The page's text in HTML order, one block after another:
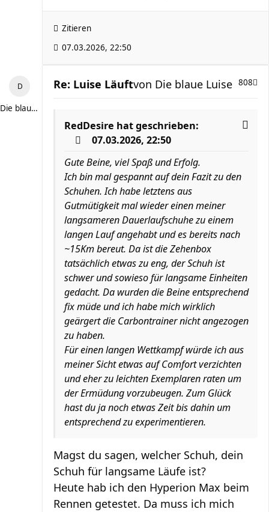
Zitieren
07.03.2026, 22:50
Die blaue Luise
Re: Luise Läuft 808
von Die blaue Luise
RedDesire hat geschrieben:
07.03.2026, 22:50
Gute Beine, viel Spaß und Erfolg.
Ich bin mal gespannt auf dein Fazit zu den
Schuhen. Ich habe letztens aus
Gutmütigkeit mal wieder einen meiner
langsameren Dauerlaufschuhe zu einem
langen Lauf angehabt und es bereits nach
~15Km bereut. Da ist die Zehenbox
tatsächlich etwas zu eng, der Schuh ist
schwer und sowieso für langsame Einheiten
gedacht. Da wurden die Beine entsprechend
fix müde und ich habe mich wirklich
geärgert die Carbontrainer nicht angezogen
zu haben.
Für einen langen Wettkampf würde ich aus
meiner Sicht etwas auf Comfort verzichten
und eher zu leichten Exemplaren raten um
der Ermüdung vorzubeugen. Zum Glück
hast du ja noch etwas Zeit bis dahin um
entsprechend zu experimentieren.
Magst du sagen, welcher Schuh, dein
Schuh für langsame Läufe ist?
Heute hab ich den Hyperion Max beim
Rennen getestet. Da muss ich mich